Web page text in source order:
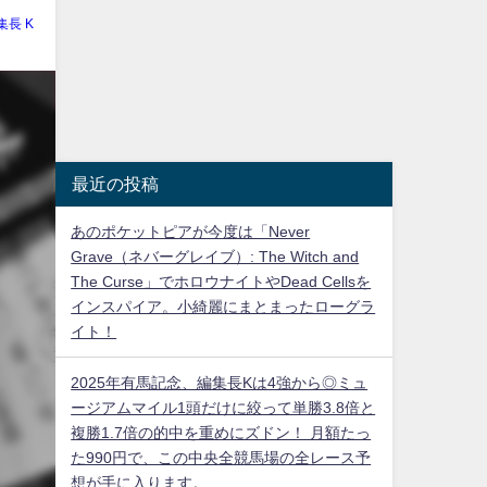
長 K
最近の投稿
あのポケットピアが今度は「Never
Grave（ネバーグレイブ）: The Witch and
The Curse」でホロウナイトやDead Cellsを
インスパイア。小綺麗にまとまったローグラ
イト！
2025年有馬記念、編集長Kは4強から◎ミュ
ージアムマイル1頭だけに絞って単勝3.8倍と
複勝1.7倍の的中を重めにズドン！ 月額たっ
た990円で、この中央全競馬場の全レース予
想が手に入ります。